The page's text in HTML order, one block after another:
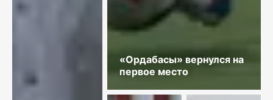
«Ордабасы» вернулся на
первое место